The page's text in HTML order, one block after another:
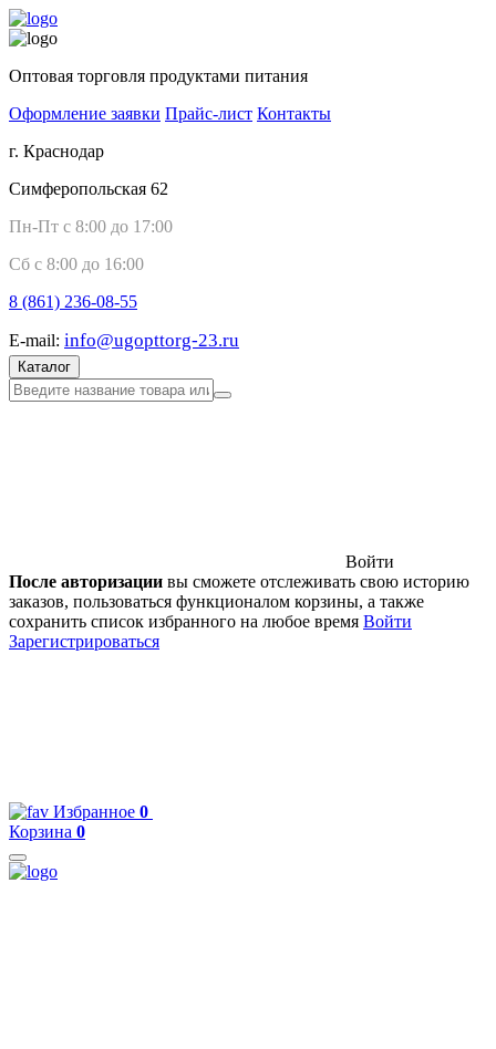
Оптовая торговля продуктами питания
Оформление заявки Прайс-лист Контакты
г. Краснодар
Симферопольская 62
Пн-Пт с 8:00 до 17:00
Сб с 8:00 до 16:00
8 (861) 236-08-55
E-mail: info@ugopttorg-23.ru
Каталог
Войти
После авторизации вы сможете отслеживать свою историю
заказов, пользоваться функционалом корзины, а также
сохранить список избранного на любое время Войти
Зарегистрироваться
Избранное 0
Корзина 0